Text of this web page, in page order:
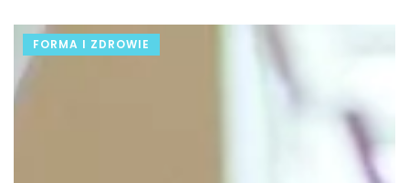
FORMA I ZDROWIE